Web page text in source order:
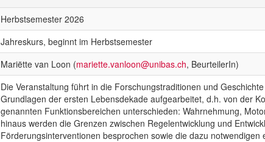
Herbstsemester 2026
Jahreskurs, beginnt im Herbstsemester
Mariëtte van Loon (mariette.vanloon@unibas.ch, BeurteilerIn)
Die Veranstaltung führt in die Forschungstraditionen und
Grundlagen der ersten Lebensdekade aufgearbeitet, d.h. von der
genannten Funktionsbereichen unterschieden: Wahrnehmung,
hinaus werden die Grenzen zwischen Regelentwicklung und
Förderungsinterventionen besprochen sowie die dazu